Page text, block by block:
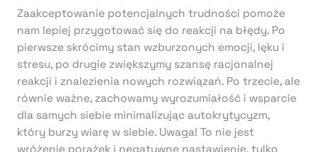
Zaakceptowanie potencjalnych trudności pomoże
nam lepiej przygotować się do reakcji na błędy. Po
pierwsze skrócimy stan wzburzonych emocji, lęku i
stresu, po drugie zwiększymy szansę racjonalnej
reakcji i znalezienia nowych rozwiązań. Po trzecie, ale
równie ważne, zachowamy wyrozumiałość i wsparcie
dla samych siebie minimalizując autokrytycyzm,
który burzy wiarę w siebie. Uwaga! To nie jest
wróżenie porażek i negatywne nastawienie, tylko